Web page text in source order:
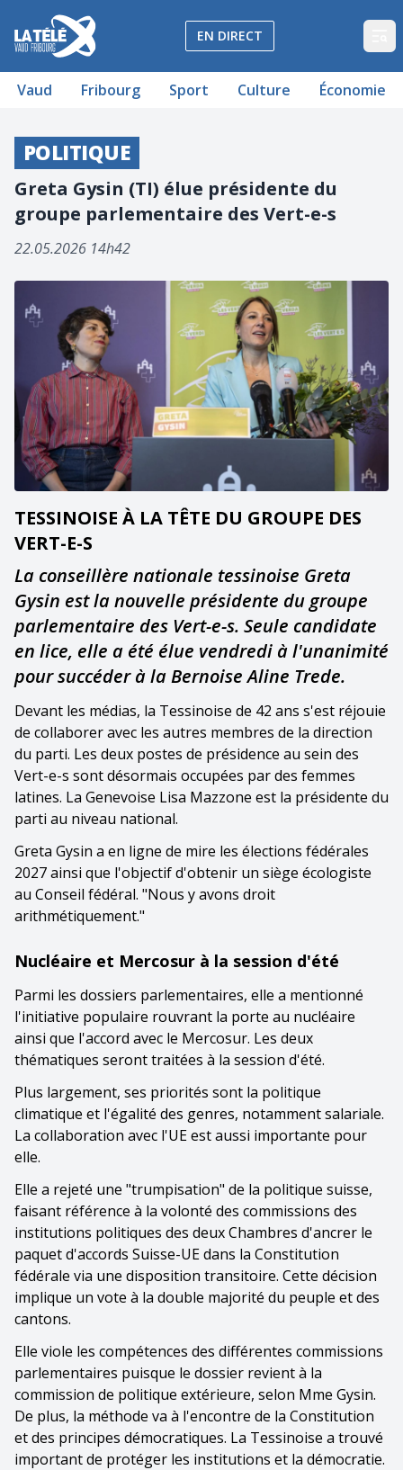
La Télé - Télévision régionale Vaud et Fribourg
EN DIRECT
Vaud Fribourg Sport Culture Économie
POLITIQUE
Greta Gysin (TI) élue présidente du
groupe parlementaire des Vert-e-s
22.05.2026 14h42
TESSINOISE À LA TÊTE DU GROUPE DES
VERT-E-S
La conseillère nationale tessinoise Greta
Gysin est la nouvelle présidente du groupe
parlementaire des Vert-e-s. Seule candidate
en lice, elle a été élue vendredi à l'unanimité
pour succéder à la Bernoise Aline Trede.
Devant les médias, la Tessinoise de 42 ans s'est réjouie
de collaborer avec les autres membres de la direction
du parti. Les deux postes de présidence au sein des
Vert-e-s sont désormais occupées par des femmes
latines. La Genevoise Lisa Mazzone est la présidente du
parti au niveau national.
Greta Gysin a en ligne de mire les élections fédérales
2027 ainsi que l'objectif d'obtenir un siège écologiste
au Conseil fédéral. "Nous y avons droit
arithmétiquement."
Nucléaire et Mercosur à la session d'été
Parmi les dossiers parlementaires, elle a mentionné
l'initiative populaire rouvrant la porte au nucléaire
ainsi que l'accord avec le Mercosur. Les deux
thématiques seront traitées à la session d'été.
Plus largement, ses priorités sont la politique
climatique et l'égalité des genres, notamment salariale.
La collaboration avec l'UE est aussi importante pour
elle.
Elle a rejeté une "trumpisation" de la politique suisse,
faisant référence à la volonté des commissions des
institutions politiques des deux Chambres d'ancrer le
paquet d'accords Suisse-UE dans la Constitution
fédérale via une disposition transitoire. Cette décision
implique un vote à la double majorité du peuple et des
cantons.
Elle viole les compétences des différentes commissions
parlementaires puisque le dossier revient à la
commission de politique extérieure, selon Mme Gysin.
De plus, la méthode va à l'encontre de la Constitution
et des principes démocratiques. La Tessinoise a trouvé
important de protéger les institutions et la démocratie.